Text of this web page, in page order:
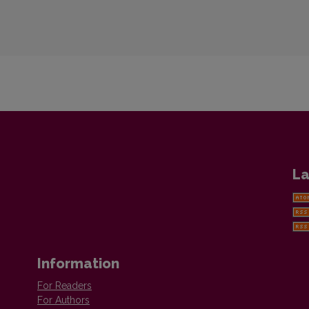
Information
For Readers
For Authors